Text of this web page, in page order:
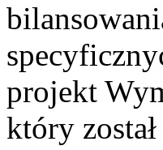
projekt
który